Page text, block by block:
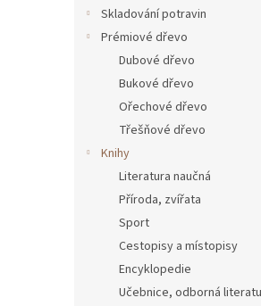
Skladování potravin
Prémiové dřevo
Dubové dřevo
Bukové dřevo
Ořechové dřevo
Třešňové dřevo
Knihy
Literatura naučná
Příroda, zvířata
Sport
Cestopisy a místopisy
Encyklopedie
Učebnice, odborná